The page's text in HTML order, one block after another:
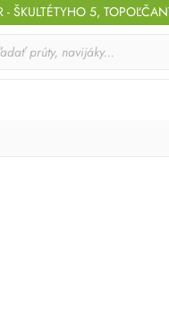
ŠKULTÉTYHO 5,